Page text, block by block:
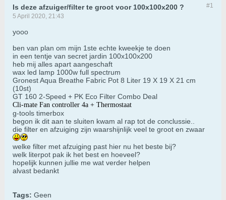
#1
Is deze afzuiger/filter te groot voor 100x100x200 ?
5 April 2020, 21:43
yooo
ben van plan om mijn 1ste echte kweekje te doen
in een tentje van secret jardin 100x100x200
heb mij alles apart aangeschaft
wax led lamp 1000w full spectrum
Gronest Aqua Breathe Fabric Pot 8 Liter 19 X 19 X 21 cm
(10st)
GT 160 2-Speed + PK Eco Filter Combo Deal
Cli-mate Fan controller 4a + Thermostaat
g-tools timerbox
begon ik dit aan te sluiten kwam al rap tot de conclussie..
die filter en afzuiging zijn waarshijnlijk veel te groot en zwaar
welke filter met afzuiging past hier nu het beste bij?
welk literpot pak ik het best en hoeveel?
hopelijk kunnen jullie me wat verder helpen
alvast bedankt
Tags: Geen